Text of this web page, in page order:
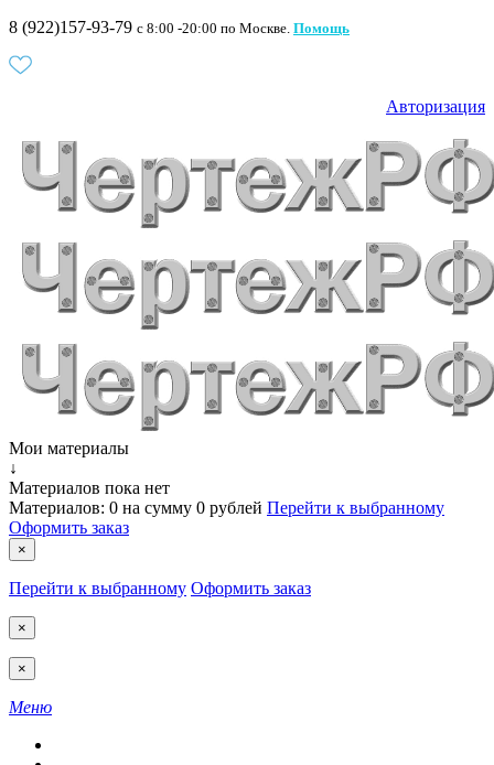
8 (922)157-93-79 c 8:00 -20:00 по Москве. Помощь
Авторизация
Мои материалы
↓
Материалов пока нет
Материалов: 0 на сумму 0 рублей Перейти к выбранному
Оформить заказ
×
Перейти к выбранному Оформить заказ
×
×
Меню